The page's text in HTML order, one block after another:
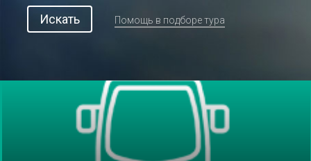
Искать Помощь в подборе тура